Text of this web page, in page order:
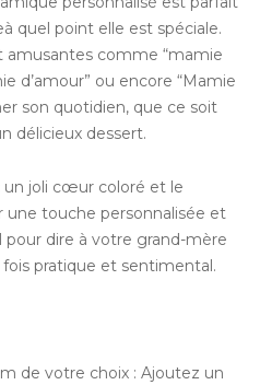
quel point elle est spéciale.
amusantes comme “mamie
d’amour” ou encore “Mamie
son quotidien, que ce soit
délicieux dessert.
un joli cœur coloré et le
une touche personnalisée et
pour dire à votre grand-mère
pratique et sentimental.
de votre choix : Ajoutez un